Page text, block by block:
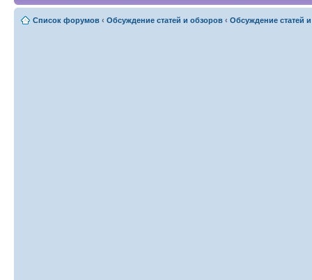
Список форумов ‹ Обсуждение статей и обзоров ‹ Обсуждение статей